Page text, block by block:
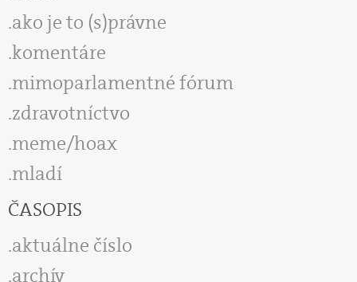
ako je to (s)právne
komentáre
mimoparlamentné fórum
zdravotníctvo
meme/hoax
mladí
ČASOPIS
aktuálne číslo
archív